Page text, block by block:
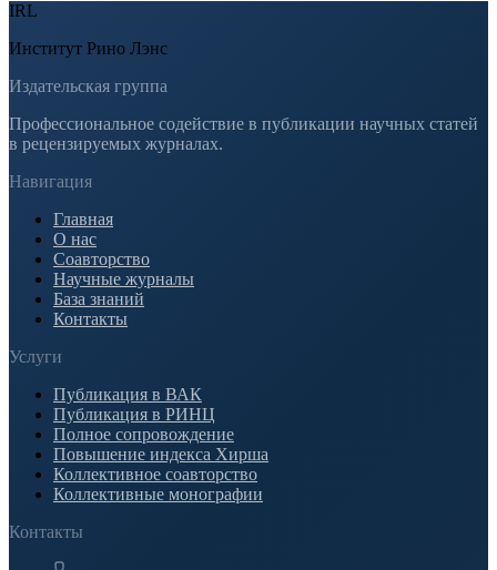
IRL
Институт Рино Лэнс
Издательская группа
Профессиональное содействие в публикации научных статей
в рецензируемых журналах.
Навигация
Главная
О нас
Соавторство
Научные журналы
База знаний
Контакты
Услуги
Публикация в ВАК
Публикация в РИНЦ
Полное сопровождение
Повышение индекса Хирша
Коллективное соавторство
Коллективные монографии
Контакты